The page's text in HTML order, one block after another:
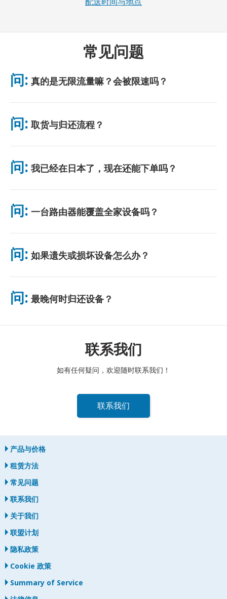
常见问题
问: 真的是无限流量嘛？会被限速吗？
是的，真正无限。我们不采用公平使用政策（FUP）或任何限速措
能影响网速。）若出现基于政策的限速，我们将补偿租金。
问: 取货与归还流程？
可在主要机场取货，或选择酒店/住址配送（入住前送达）。包裹
无需排队。
问: 我已经在日本了，现在还能下单吗？
可以。机场可当天取货。酒店配送一般次日送达。若不确定，请联
问: 一台路由器能覆盖全家设备吗？
可以。最多可连接 10 台设备（手机、平板、电脑）。电池续航最
免费充电宝。
问: 如果遗失或损坏设备怎么办？
您可以在结账时添加保险，以涵盖丢失或损坏的情况。如果没有保
我们将帮助您保持连接。
问: 最晚何时归还设备？
联系我们
如有任何疑问，欢迎随时联系我们！
联系我们
产品与价格
租赁方法
常见问题
联系我们
关于我们
联盟计划
隐私政策
Cookie 政策
Summary of Service